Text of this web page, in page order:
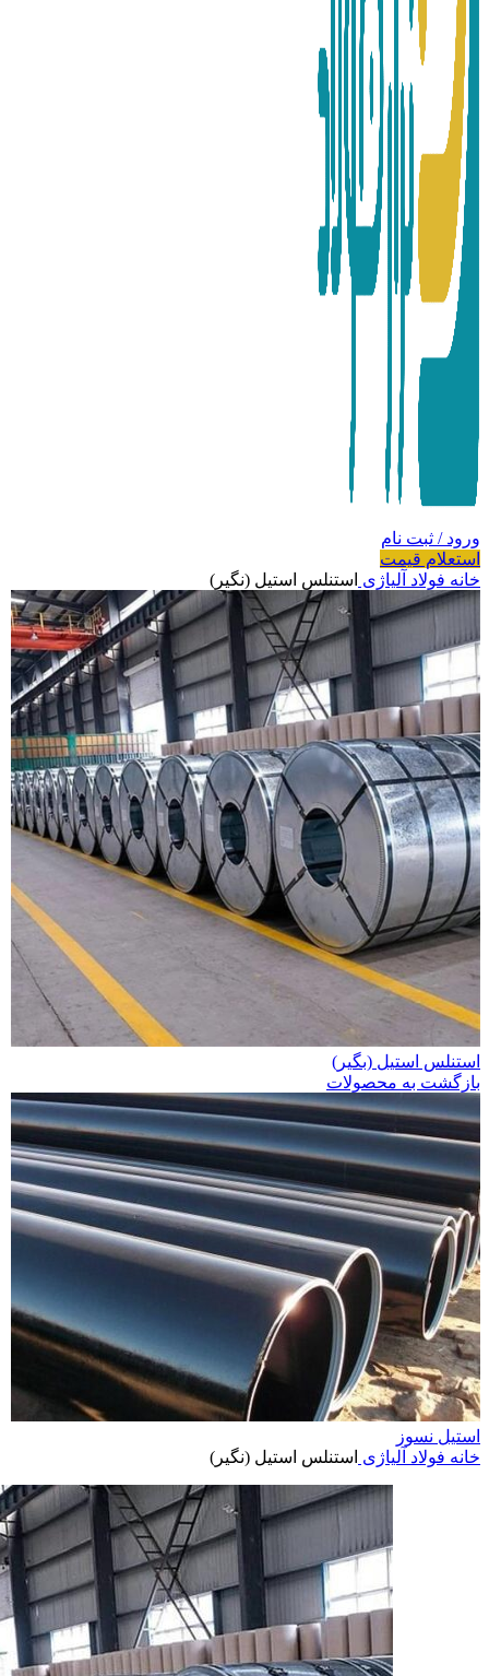
ورود / ثبت نام
استعلام قیمت
خانه فولاد آلیاژی استنلس استیل (نگیر)
استنلس استیل (بگیر)
بازگشت به محصولات
استیل نسوز
خانه فولاد آلیاژی استنلس استیل (نگیر)